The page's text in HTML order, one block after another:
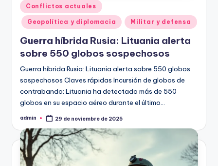
Publicado
en
Conflictos actuales
Geopolítica y diplomacia Militar y defensa
Guerra híbrida Rusia: Lituania alerta
sobre 550 globos sospechosos
Guerra híbrida Rusia: Lituania alerta sobre 550 globos
sospechosos Claves rápidas Incursión de globos de
contrabando: Lituania ha detectado más de 550
globos en su espacio aéreo durante el último…
Publicado
admin 29 de noviembre de 2025